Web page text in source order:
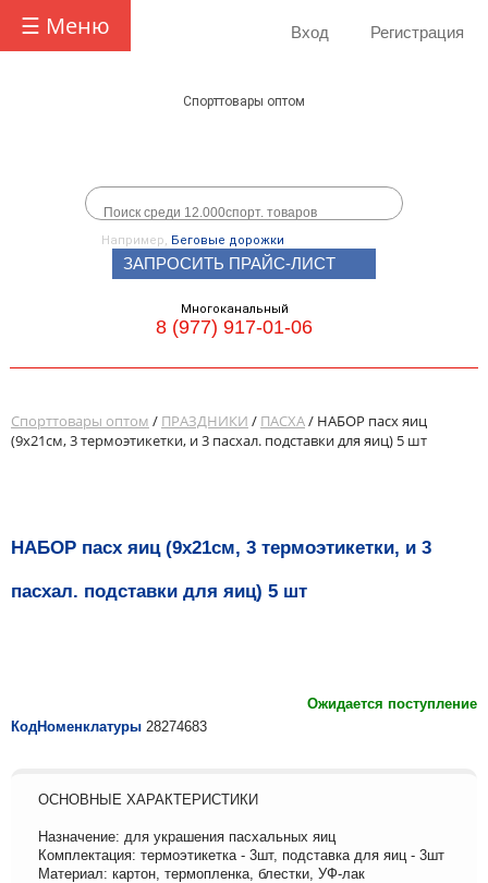
☰ Меню Вход Регистрация
Спорттовары оптом
Например, Беговые дорожки
ЗАПРОСИТЬ ПРАЙС-ЛИСТ
Многоканальный
8 (977) 917-01-06
Спорттовары оптом / ПРАЗДНИКИ / ПАСХА/ НАБОР пасх яиц
(9х21см, 3 термоэтикетки, и 3 пасхал. подставки для яиц) 5 шт
НАБОР пасх яиц (9х21см, 3 термоэтикетки, и 3
пасхал. подставки для яиц) 5 шт
Ожидается поступление
КодНоменклатуры 28274683
ОСНОВНЫЕ ХАРАКТЕРИСТИКИ
Назначение: для украшения пасхальных яиц
Комплектация: термоэтикетка - 3шт, подставка для яиц - 3шт
Материал: картон, термопленка, блестки, УФ-лак